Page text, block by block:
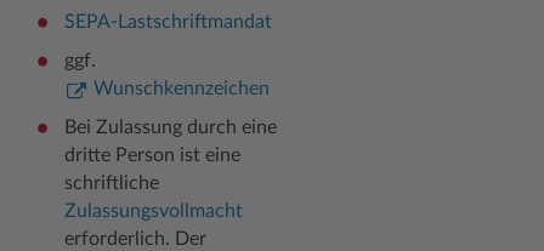
SEPA-Lastschriftmandat
ggf.
Wunschkennzeichen
Bei Zulassung durch eine
dritte Person ist eine
schriftliche
Zulassungsvollmacht
erforderlich. Der